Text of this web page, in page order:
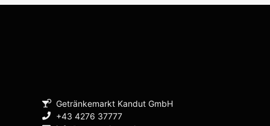
Getränkemarkt Kandut GmbH
+43 4276 37777